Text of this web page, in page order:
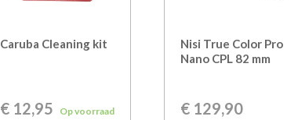
Caruba Cleaning kit
€12,95 Op voorraad
Nisi True Color Pro
Nano CPL 82 mm
€129,90